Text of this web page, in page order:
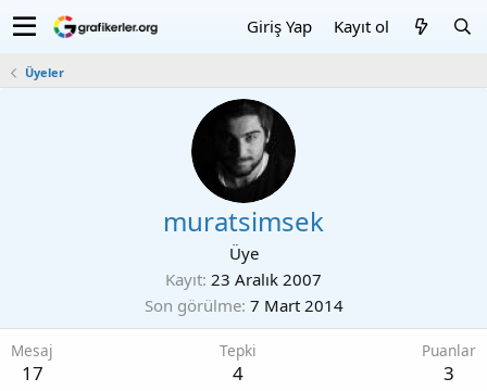
Giriş Yap Kayıt ol
Üyeler
muratsimsek
Üye
Kayıt 23 Aralık 2007
Son görülme 7 Mart 2014
Mesaj
17
Tepki
4
Puanlar
3